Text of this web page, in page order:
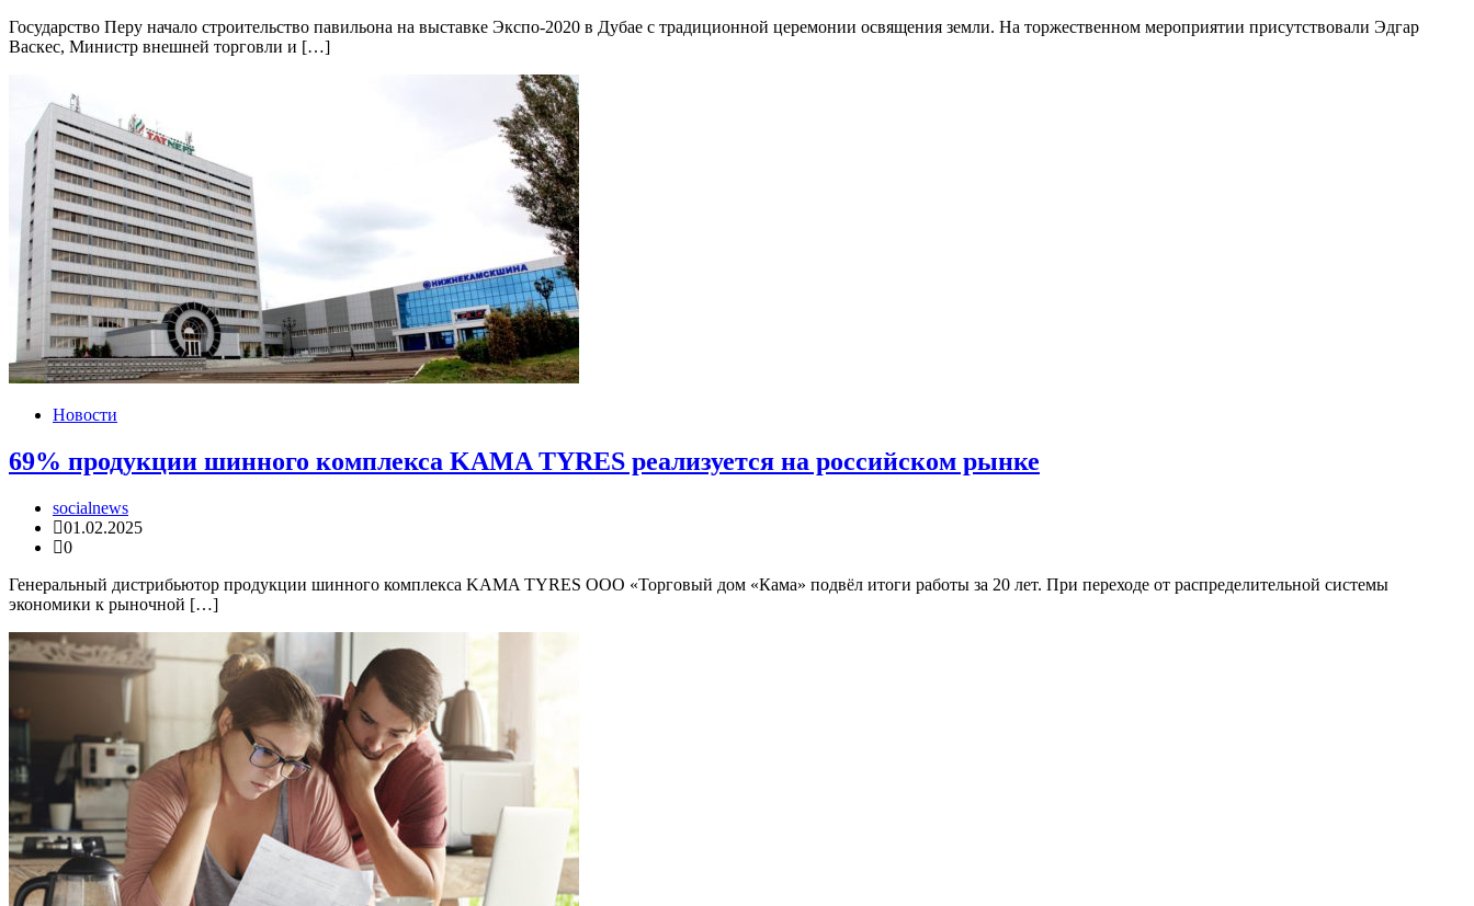
Государство Перу начало строительство павильона на выставке Экспо-2020 в Дубае с традиционной церемонии освящения земли. На торжественном мероприятии присутствовали Эдгар
Васкес, Министр внешней торговли и […]
Новости
69% продукции шинного комплекса KAMA TYRES реализуется на российском рынке
socialnews
01.02.2025
0
Генеральный дистрибьютор продукции шинного комплекса KAMA TYRES ООО «Торговый дом «Кама» подвёл итоги работы за 20 лет. При переходе от распределительной системы
экономики к рыночной […]